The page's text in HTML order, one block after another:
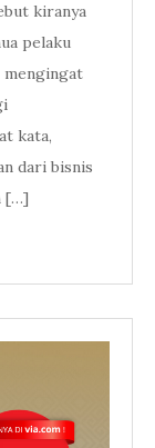
kiranya
pelaku
mengingat
kata,
dari bisnis
[…]